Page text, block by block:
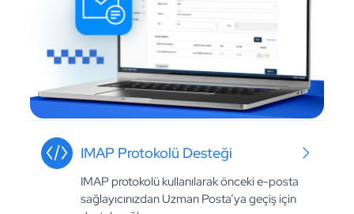
IMAP Protokolü Desteği
IMAP protokolü kullanılarak önceki e-posta
sağlayıcınızdan Uzman Posta’ya geçiş için